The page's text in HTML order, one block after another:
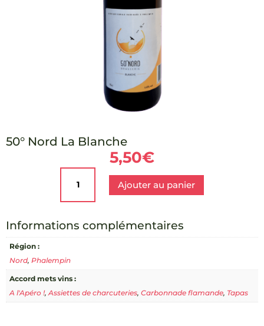
50° Nord La Blanche
5,50€
Nord
Blanche
Ajouter au panier
Informations complémentaires
Région :
Nord, Phalempin
Accord mets vins :
A l'Apéro !,Assiettes de charcuteries, Carbonnade flamande, Tapas